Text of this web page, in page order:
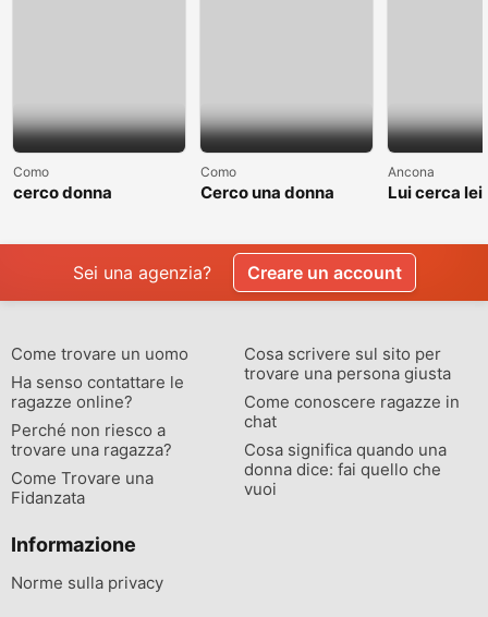
Como
cerco donna
Como
Cerco una donna
Ancona
Lui cerca lei
Sei una agenzia? Creare un account
Come trovare un uomo
Ha senso contattare le
ragazze online?
Perché non riesco a
trovare una ragazza?
Come Trovare una
Fidanzata
Cosa scrivere sul sito per
trovare una persona giusta
Come conoscere ragazze in
chat
Cosa significa quando una
donna dice: fai quello che
vuoi
Informazione
Norme sulla privacy